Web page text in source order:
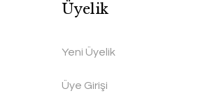
Üyelik
Yeni Üyelik
Üye Girişi